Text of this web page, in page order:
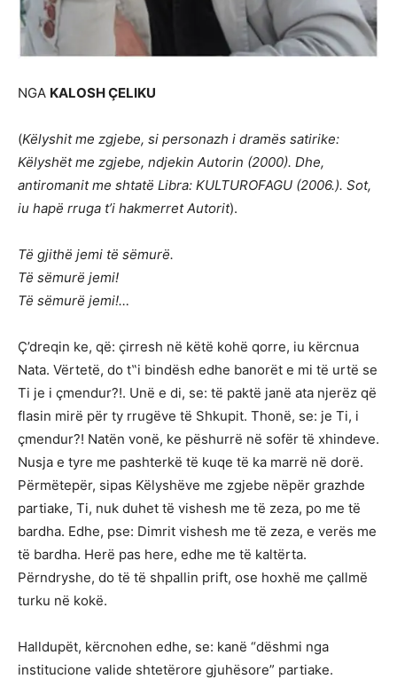
NGA KALOSH ҪELIKU
(Këlyshit me zgjebe, si personazh i dramës satirike:
Këlyshët me zgjebe, ndjekin Autorin (2000). Dhe,
antiromanit me shtatë Libra: KULTUROFAGU (2006.). Sot,
iu hapë rruga t’i hakmerret Autorit).
Të gjithë jemi të sëmurë.
Të sëmurë jemi!
Të sëmurë jemi!…
Ç’dreqin ke, që: çirresh në këtë kohë qorre, iu kërcnua
Nata. Vërtetë, do t‟i bindësh edhe banorët e mi të urtë se
Ti je i çmendur?!. Unë e di, se: të paktë janë ata njerëz që
flasin mirë për ty rrugëve të Shkupit. Thonë, se: je Ti, i
çmendur?! Natën vonë, ke pëshurrë në sofër të xhindeve.
Nusja e tyre me pashterkë të kuqe të ka marrë në dorë.
Përmëtepër, sipas Këlyshëve me zgjebe nëpër grazhde
partiake, Ti, nuk duhet të vishesh me të zeza, po me të
bardha. Edhe, pse: Dimrit vishesh me të zeza, e verës me
të bardha. Herë pas here, edhe me të kaltërta.
Përndryshe, do të të shpallin prift, ose hoxhë me çallmë
turku në kokë.
Halldupët, kërcnohen edhe, se: kanë “dëshmi nga
institucione valide shtetërore gjuhësore” partiake.